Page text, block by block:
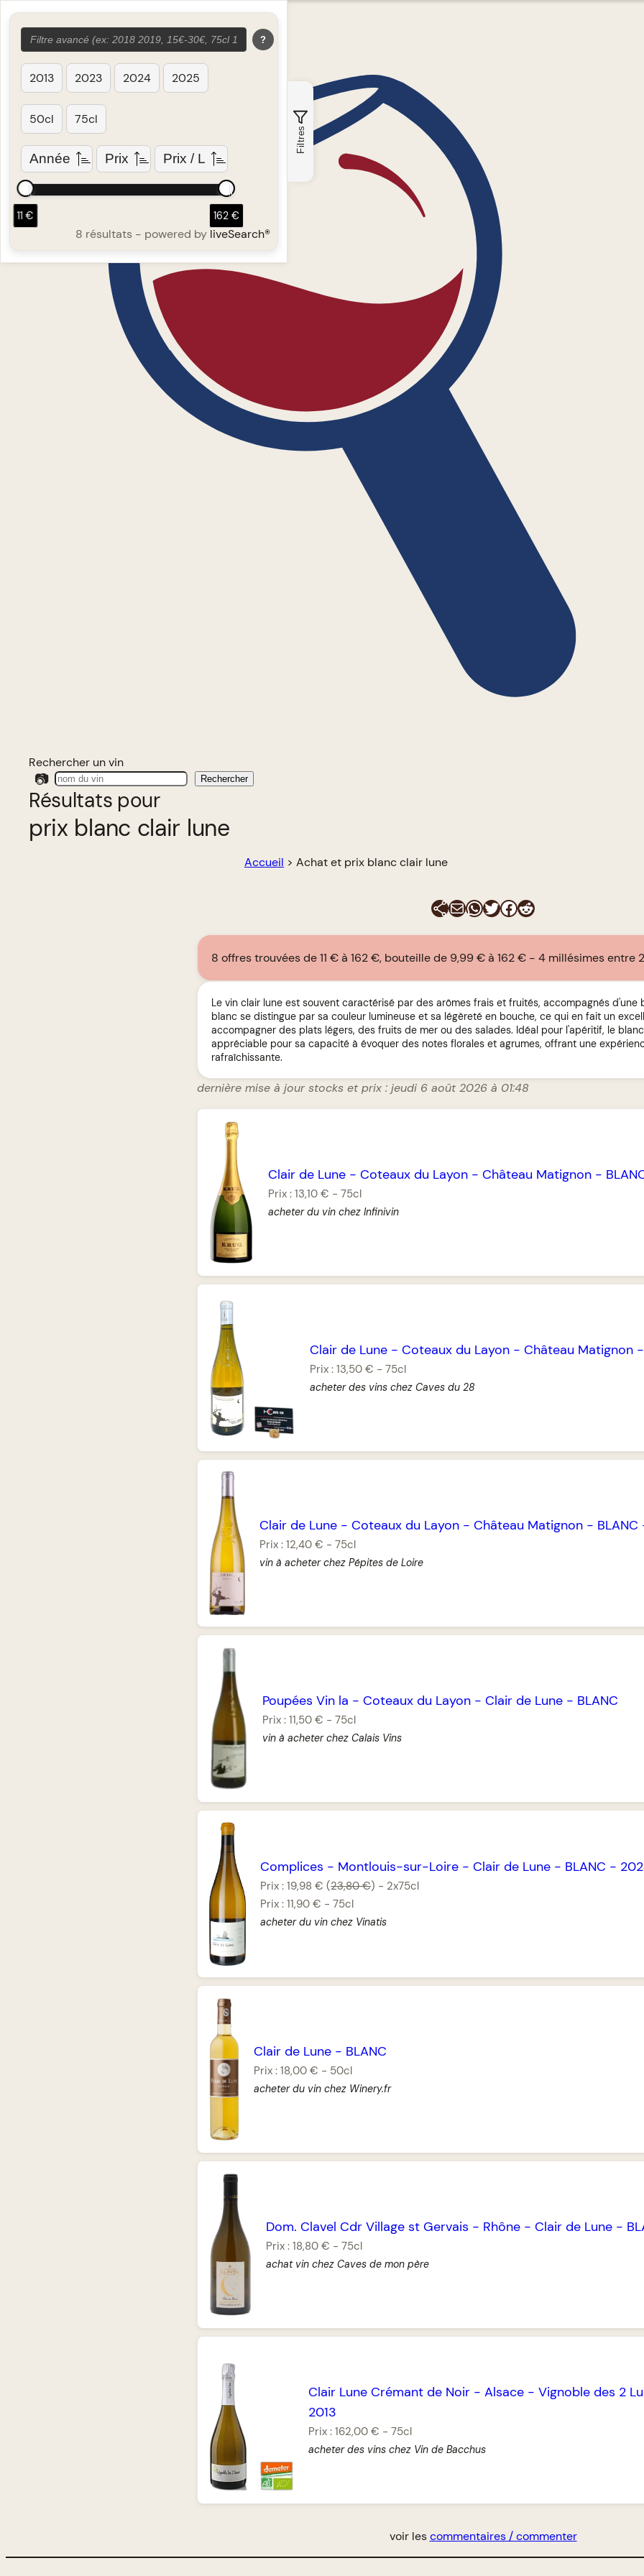
Rechercher un vin
📷 Rechercher
Résultats pour
prix blanc clair lune
Accueil > Achat et prix blanc clair lune
E-mailWhatsApp
Twitter
Facebook
Reddit
8 offres trouvées de 11 € à 162 €, bouteille de 9,99 € à 162 € 4 millésimes entre
Le vin clair lune est souvent caractérisé par des arômes frais et fruités, accompagnés d'une
blanc se distingue par sa couleur lumineuse et sa légèreté en bouche, ce qui en fait un
accompagner des plats légers, des fruits de mer ou des salades. Idéal pour l'apéritif, le
appréciable pour sa capacité à évoquer des notes florales et agrumes, offrant une
rafraîchissante.
dernière mise à jour stocks et prix : jeudi 6 août 2026 à 01:48
Clair de Lune - Coteaux du Layon - Château Matignon -
Prix :13,10 € -75cl
acheter du vin chez Infinivin
Clair de Lune- Coteaux du Layon- Château Matignon
Prix : 13,50 € - 75cl
acheter des vins chez Caves du 28
Clair de Lune - Coteaux du Layon - Château Matignon - BLANC
Prix :12,40 € -75cl
vin à acheter chez Pépites de Loire
Poupées Vin la - Coteaux du Layon - Clair de Lune - BLANC
Prix :11,50 € -75cl
vin à acheter chez Calais Vins
Complices - Montlouis-sur-Loire - Clair de Lune - BLANC -
Prix :19,98 € (23,80 €) - 2x75cl
Prix :11,90 € -75cl
acheter du vin chez Vinatis
Clair de Lune- BLANC
Prix : 18,00 € - 50cl
acheter du vin chez Winery.fr
Dom. Clavel Cdr Village st Gervais - Rhône - Clair de Lune -
Prix :18,80 € -75cl
achat vin chez Caves de mon père
Clair Lune Crémant de Noir -Alsace -Vignoble des 2
2013
Prix :162,00 € -75cl
acheter des vins chez Vin de Bacchus
voir lescommentaires / commenter
?
8 résultats - powered by liveSearch®
2013 2023 2024 2025
50cl 75cl
11 € 162 €
Année Prix Prix / L
Filtres